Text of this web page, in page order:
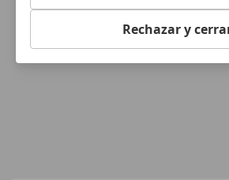
Rechazar y